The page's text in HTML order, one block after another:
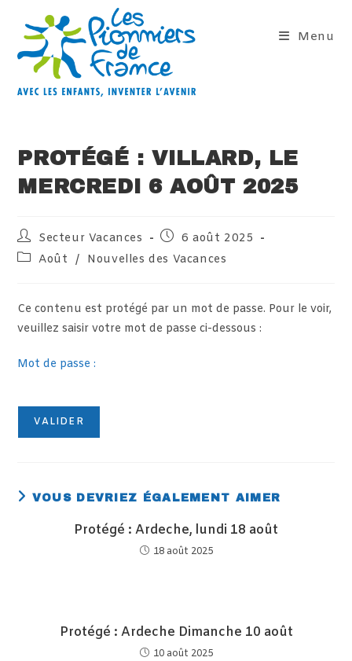
content
Menu
PROTÉGÉ : VILLARD, LE
MERCREDI 6 AOÛT 2025
Auteur/autrice
de
la
Secteur Vacances
Publication
6 août 2025
PostAoût / Nouvelles des Vacances
Ce contenu est protégé par un mot de passe. Pour le voir,
veuillez saisir votre mot de passe ci-dessous :
Mot de passe :
VOUS DEVRIEZ ÉGALEMENT AIMER
Protégé : Ardeche, lundi 18 août
18 août 2025
Protégé : Ardeche Dimanche 10 août
10 août 2025